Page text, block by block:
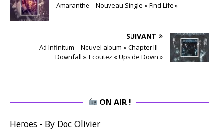
Amaranthe – Nouveau Single « Find Life »
SUIVANT
Ad Infinitum – Nouvel album « Chapter III –
Downfall ». Ecoutez « Upside Down »
ON AIR !
Heroes - By Doc Olivier